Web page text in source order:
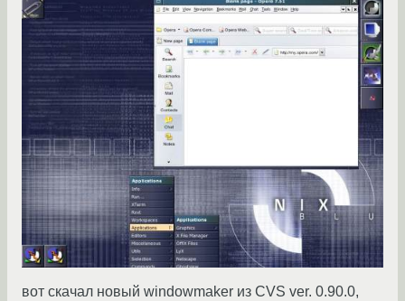
вот скачал новый windowmaker из CVS ver. 0.90.0,